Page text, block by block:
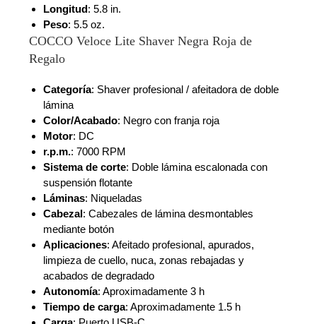
Longitud: 5.8 in.
Peso: 5.5 oz.
COCCO Veloce Lite Shaver Negra Roja de
Regalo
Categoría: Shaver profesional / afeitadora de doble
lámina
Color/Acabado: Negro con franja roja
Motor: DC
r.p.m.: 7000 RPM
Sistema de corte: Doble lámina escalonada con
suspensión flotante
Láminas: Niqueladas
Cabezal: Cabezales de lámina desmontables
mediante botón
Aplicaciones: Afeitado profesional, apurados,
limpieza de cuello, nuca, zonas rebajadas y
acabados de degradado
Autonomía: Aproximadamente 3 h
Tiempo de carga: Aproximadamente 1.5 h